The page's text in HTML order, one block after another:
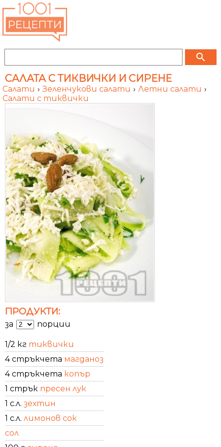
search
САЛАТА С ТИКВИЧКИ И СИРЕНЕ
Салати › Зеленчукови салати › Летни салати ›
Салати с тиквички
ПРОДУКТИ:
за порции
1/2 кг тиквички
4 стръкчета магданоз
4 стръкчета копър
1 стрък пресен лук
1 с.л. зехтин
1 с.л. лимонов сок
сол